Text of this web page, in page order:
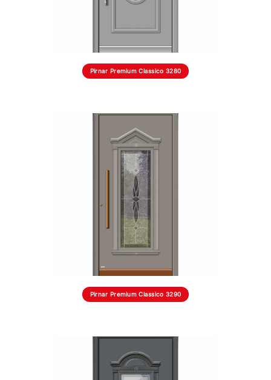
Pirnar Premium Classico 3280
Pirnar Premium Classico 3290